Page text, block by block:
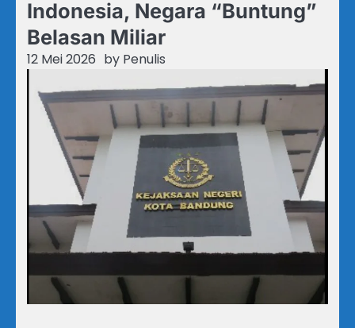
Indonesia, Negara “Buntung”
Belasan Miliar
12 Mei 2026 by Penulis